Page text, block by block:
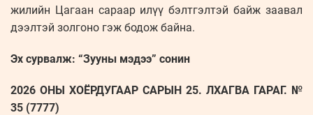
жилийн Цагаан сараар илүү бэлтгэлтэй байж заавал
дээлтэй золгоно гэж бодож байна.
Эх сурвалж: “Зууны мэдээ” сонин
2026 ОНЫ ХОЁРДУГААР САРЫН 25. ЛХАГВА ГАРАГ. №
35 (7777)